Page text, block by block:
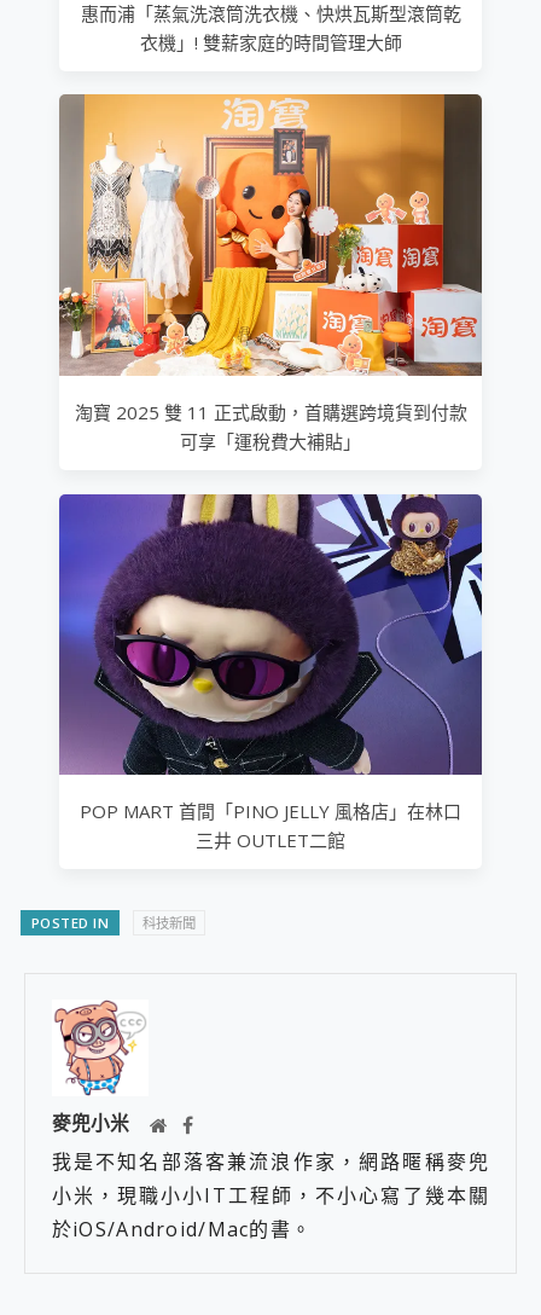
惠而浦「蒸氣洗滾筒洗衣機、快烘瓦斯型滾筒乾
衣機」! 雙薪家庭的時間管理大師
淘寶 2025 雙 11 正式啟動，首購選跨境貨到付款
可享「運稅費大補貼」
POP MART 首間「PINO JELLY 風格店」在林口
三井 OUTLET二館
POSTED IN 科技新聞
麥兜小米
我是不知名部落客兼流浪作家，網路暱稱麥兜
小米，現職小小IT工程師，不小心寫了幾本關
於iOS/Android/Mac的書。